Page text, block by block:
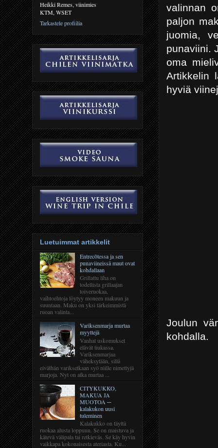
valinnan
paljon
juomia,
punaviini.
oma
Artikkelin
hyviä
Joulun
kohdalla.
Heikki Remes, viinimies
KTM, WSET
Tarkastele profiilia
Luetuimmat artikkelit
Entrecôtessa ja sen
punaviineissä maut ovat
kohdallaan
Grillattu liha on
todellista grillaajan
toiveruokaa,
vaihtoehtoja löytyy moneen makuun ja
suuntaan. Maku on yksi tärkeimmistä
ruoan valinta...
Variksenmarja murtaa
myyttejä
Vanhat uskomukset
elävät tiukassa.
Variksenmarjaa
väheksytään, sillä
eiväthän variksetkaan syö niille nimettyjä
marjoja. Nyt on aika murtaa ...
CITYKUKKO,
MAKUA JA
MUOTOA ─
kalakukon uusi
tuleminen
Kalakukko on täyttä
ruokaa alusta loppuun. Se on maistuva ja
kätevä välipala tai retkieväs. Se käy hyvin
vaikkapa kokonaisesta ateriasta. Ku...